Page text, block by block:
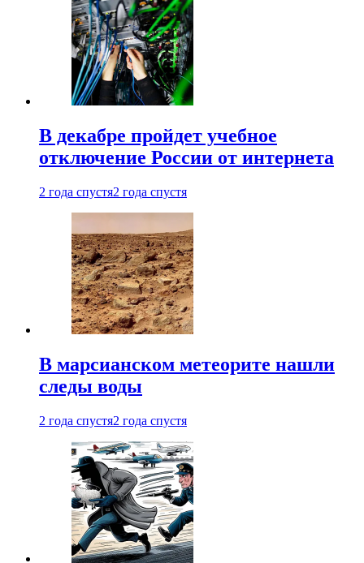
В декабре пройдет учебное
отключение России от интернета
2 года спустя2 года спустя
В марсианском метеорите нашли
следы воды
2 года спустя2 года спустя